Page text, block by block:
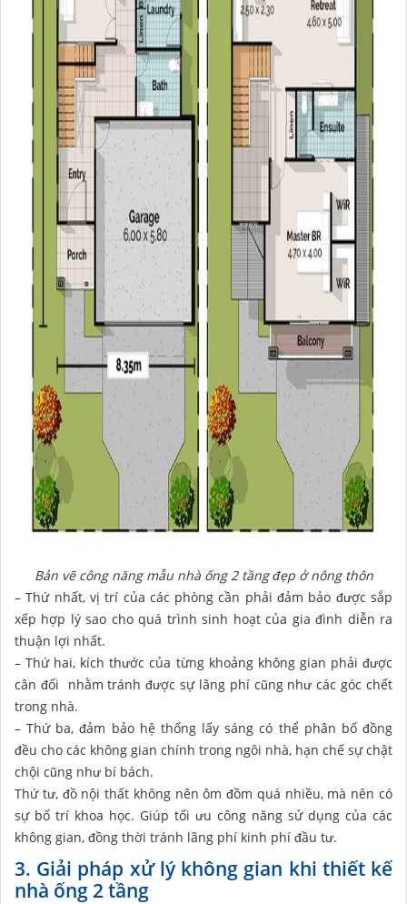
Bản vẽ công năng mẫu nhà ống 2 tầng đẹp ở nông thôn
– Thứ nhất, vị trí của các phòng cần phải đảm bảo được sắp
xếp hợp lý sao cho quá trình sinh hoạt của gia đình diễn ra
thuận lợi nhất.
– Thứ hai, kích thước của từng khoảng không gian phải được
cân đối nhằm tránh được sự lãng phí cũng như các góc chết
trong nhà.
– Thứ ba, đảm bảo hệ thống lấy sáng có thể phân bố đồng
đều cho các không gian chính trong ngôi nhà, hạn chế sự chật
chội cũng như bí bách.
Thứ tư, đồ nội thất không nên ôm đồm quá nhiều, mà nên có
sự bố trí khoa học. Giúp tối ưu công năng sử dụng của các
không gian, đồng thời tránh lãng phí kinh phí đầu tư.
3. Giải pháp xử lý không gian khi thiết kế
nhà ống 2 tầng